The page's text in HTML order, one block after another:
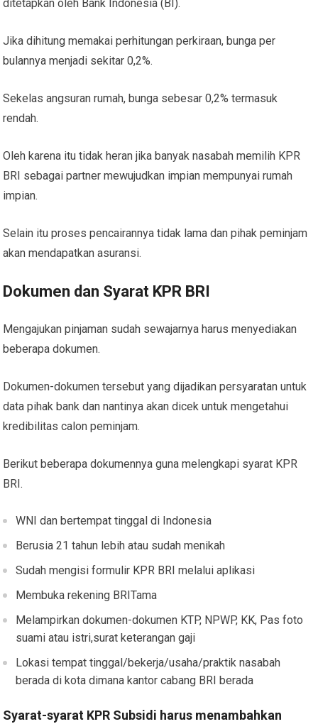
ditetapkan oleh Bank Indonesia (BI).
Jika dihitung memakai perhitungan perkiraan, bunga per
bulannya menjadi sekitar 0,2%.
Sekelas angsuran rumah, bunga sebesar 0,2% termasuk
rendah.
Oleh karena itu tidak heran jika banyak nasabah memilih KPR
BRI sebagai partner mewujudkan impian mempunyai rumah
impian.
Selain itu proses pencairannya tidak lama dan pihak peminjam
akan mendapatkan asuransi.
Dokumen dan Syarat KPR BRI
Mengajukan pinjaman sudah sewajarnya harus menyediakan
beberapa dokumen.
Dokumen-dokumen tersebut yang dijadikan persyaratan untuk
data pihak bank dan nantinya akan dicek untuk mengetahui
kredibilitas calon peminjam.
Berikut beberapa dokumennya guna melengkapi syarat KPR
BRI.
WNI dan bertempat tinggal di Indonesia
Berusia 21 tahun lebih atau sudah menikah
Sudah mengisi formulir KPR BRI melalui aplikasi
Membuka rekening BRITama
Melampirkan dokumen-dokumen KTP, NPWP, KK, Pas foto
suami atau istri,surat keterangan gaji
Lokasi tempat tinggal/bekerja/usaha/praktik nasabah
berada di kota dimana kantor cabang BRI berada
Syarat-syarat KPR Subsidi harus menambahkan